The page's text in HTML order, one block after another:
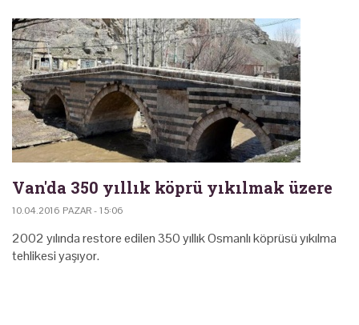
Van'da 350 yıllık köprü yıkılmak üzere
10.04.2016 PAZAR - 15:06
2002 yılında restore edilen 350 yıllık Osmanlı köprüsü yıkılma
tehlikesi yaşıyor.